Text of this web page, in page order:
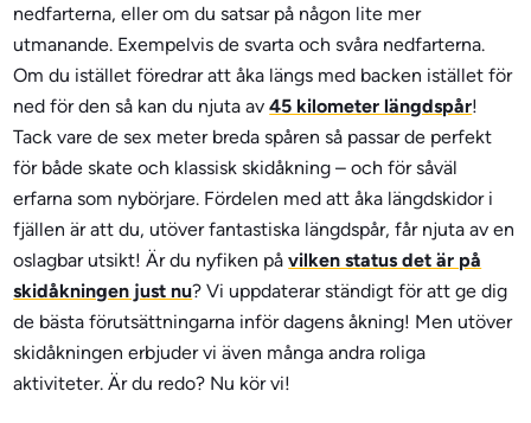
nedfarterna, eller om du satsar på någon lite mer
utmanande. Exempelvis de svarta och svåra nedfarterna.
Om du istället föredrar att åka längs med backen istället för
ned för den så kan du njuta av45 kilometer längdspår!
Tack vare de sex meter breda spåren så passar de perfekt
för både skate och klassisk skidåkning – och för såväl
erfarna som nybörjare. Fördelen med att åka längdskidor i
fjällen är att du, utöver fantastiska längdspår, får njuta av en
oslagbar utsikt! Är du nyfiken påvilken status det är på
skidåkningen just nu? Vi uppdaterar ständigt för att ge dig
de bästa förutsättningarna inför dagens åkning! Men utöver
skidåkningen erbjuder vi även många andra roliga
aktiviteter. Är du redo? Nu kör vi!